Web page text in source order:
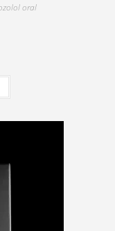
oral